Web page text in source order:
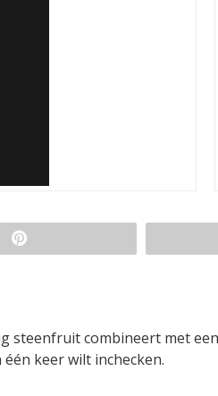
steenfruit combineert met een
keer wilt inchecken.